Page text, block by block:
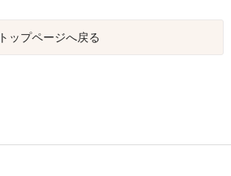
トップページへ戻る